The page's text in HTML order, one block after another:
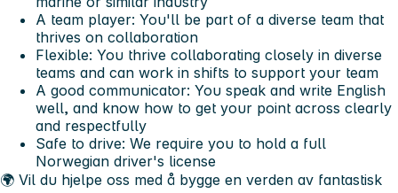
A team player: You'll be part of a diverse team that
thrives on collaboration
Flexible: You thrive collaborating closely in diverse
teams and can work in shifts to support your team
A good communicator: You speak and write English
well, and know how to get your point across clearly
and respectfully
Safe to drive: We require you to hold a full
Norwegian driver's license
🌍 Vil du hjelpe oss med å bygge en verden av fantastisk